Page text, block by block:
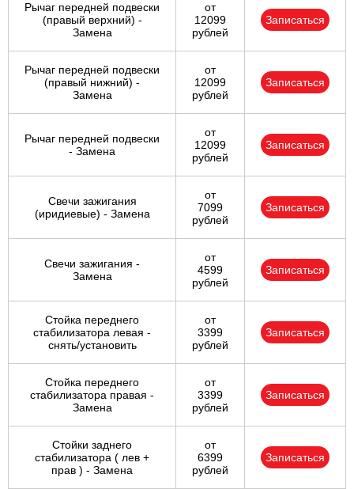
Рычаг передней подвески
(правый верхний) -
Замена
от
12099
рублей
Записаться
Рычаг передней подвески
(правый нижний) -
Замена
от
12099
рублей
Записаться
Рычаг передней подвески
- Замена
от
12099
рублей
Записаться
Свечи зажигания
(иридиевые) - Замена
от
7099
рублей
Записаться
Свечи зажигания -
Замена
от
4599
рублей
Записаться
Стойка переднего
стабилизатора левая -
снять/установить
от
3399
рублей
Записаться
Стойка переднего
стабилизатора правая -
Замена
от
3399
рублей
Записаться
Стойки заднего
стабилизатора ( лев +
прав ) - Замена
от
6399
рублей
Записаться